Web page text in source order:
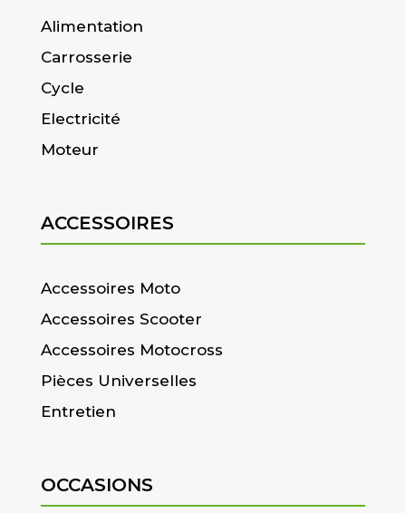
Alimentation
Carrosserie
Cycle
Electricité
Moteur
ACCESSOIRES
Accessoires Moto
Accessoires Scooter
Accessoires Motocross
Pièces Universelles
Entretien
OCCASIONS